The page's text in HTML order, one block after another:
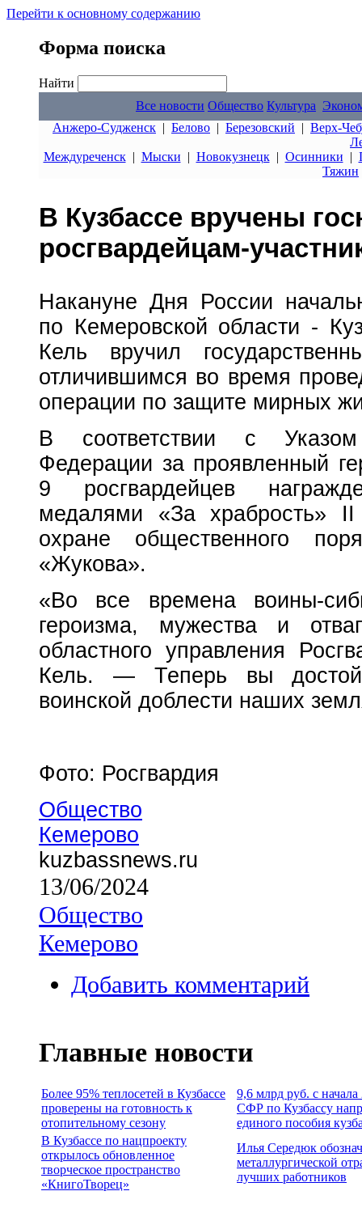
Перейти к основному содержанию
Форма поиска
Найти
Все новости Общество Культура
Анжеро-Судженск | Белово | Березовский | Верх-
Междуреченск| Мыски | Новокузнецк| Осинники |
Тяжин
В Кузбассе вручены
росгвардейцам-
Накануне Дня России
по Кемеровской области -
Кель вручил
отличившимся во время
операции по защите мирных
В соответствии с Указом
Федерации за проявленный
9 росгвардейцев
медалями «За храбрость»
охране общественного
«Жукова».
«Во все времена воины-
героизма, мужества и
областного управления
Кель. — Теперь вы
воинской доблести наших
Фото: Росгвардия
Общество
Кемерово
kuzbassnews.ru
13/06/2024
Общество
Кемерово
Добавить комментарий
Главные новости
Более 95% теплосетей в Кузбассе
проверены на готовность к
отопительному сезону
9,6 млрд руб. с
СФР по Кузбассу
единого пособия
В Кузбассе по нацпроекту
открылось обновленное
творческое пространство
«КнигоТворец»
Илья Середюк
металлургической
лучших работников